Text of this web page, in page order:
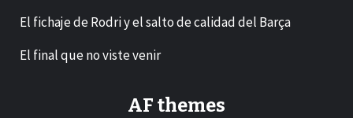
El fichaje de Rodri y el salto de calidad del Barça
El final que no viste venir
AF themes